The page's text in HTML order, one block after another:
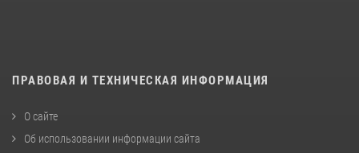
ПРАВОВАЯ И ТЕХНИЧЕСКАЯ ИНФОРМАЦИЯ
О сайте
Об использовании информации сайта